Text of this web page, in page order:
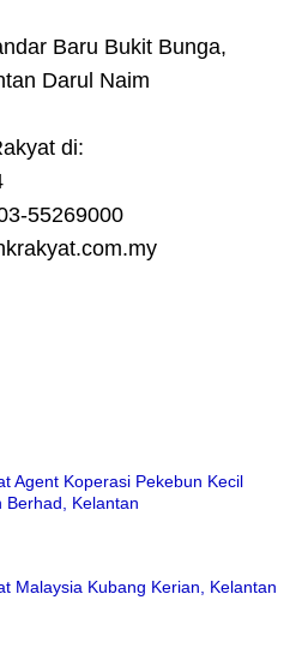
Baru Bukit Bunga,
Darul Naim
di:
55269000
Agent Koperasi Pekebun Kecil
Berhad, Kelantan
Malaysia Kubang Kerian, Kelantan